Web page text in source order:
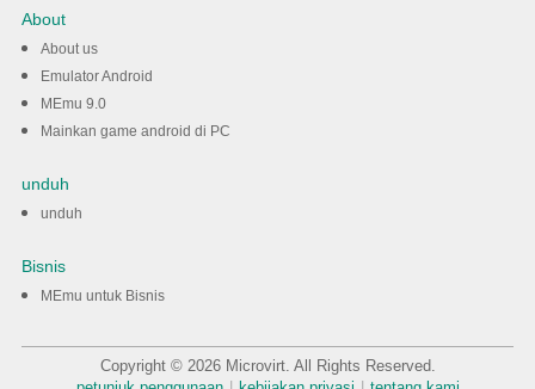
About
About us
Emulator Android
MEmu 9.0
Mainkan game android di PC
unduh
unduh
Bisnis
MEmu untuk Bisnis
Copyright © 2026 Microvirt. All Rights Reserved.